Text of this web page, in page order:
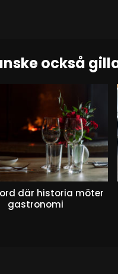
också
där historia möter
gastronomi